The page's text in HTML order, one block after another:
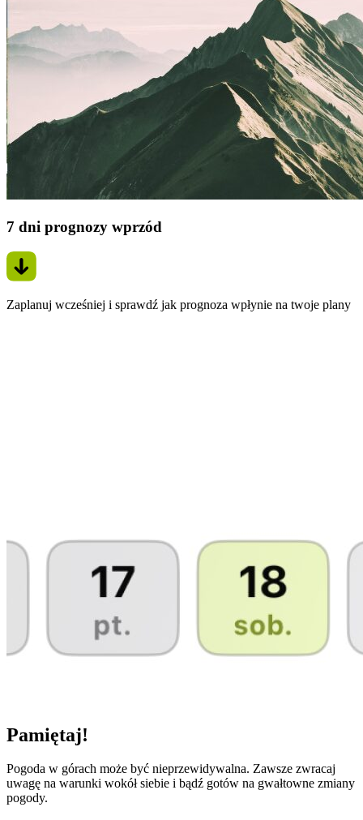
7 dni prognozy wprzód
Zaplanuj wcześniej i sprawdź jak prognoza wpłynie na twoje plany
Pamiętaj!
Pogoda w górach może być nieprzewidywalna. Zawsze zwracaj
uwagę na warunki wokół siebie i bądź gotów na gwałtowne zmiany
pogody.